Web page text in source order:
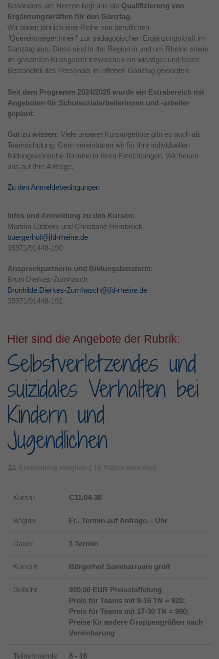
Besonders am Herzen liegt uns die Qualifizierung von
Ergänzungskräften für den Ganztag.
Wir bilden jährlich eine Reihe von beruflichen
"Quereinsteiger:innen" zur pädagogischen Ergänzungskraft im
Ganztag aus. Diese sind in der Region in und um Rheine sowie
im gesamten Kreisgebiet inzwischen ein wichtiger und fester
Bestandteil des Personals im offenen Ganztag geworden.
Seit dem Programm 2024/2025 wurde ein Extrabereich mit
Angeboten für Schulsozialarbeiterinnen und -arbeiter
geplant.
Gut zu wissen: Viele unserer Kursangebote gibt es auch als
Teamschulung. Gern vereinbaren wir für Ihre individuellen
Bildungswünsche Termine in Ihren Einrichtungen. Wir freuen
uns auf Ihre Anfrage.
Zu den Anmeldebedingungen
Infos und Anmeldung zu den Kursen:
Martina Lübbers und Christiane Hembrock
buergerhof@jfd-rheine.de
05971/91448-190
Ansprechpartnerin und Bildungsberaterin:
Bruni Dierkes-Zumhasch
Brunhilde.Dierkes-Zumhasch@jfd-rheine.de
05971/91448-191
Hier sind die Angebote der Rubrik:
Selbstverletzendes und
suizidales Verhalten bei
Kindern und
Jugendlichen
Kursnr. C11.04-38
Beginn Fr., Termin auf Anfrage, - Uhr
Dauer 1 Termin
Kursort Bürgerhof Seminarraum groß
Gebühr
920,00 EUR Preisstaffelung
Preis für Teams mit 8-16 TN = 920;
Preis für Teams mit 17-30 TN = 990;
Preise für andere Gruppengrößen nach
Vereinbarung
Teilnehmende 8 - 16
Laufzeit 1 Jahr
Zweck
Dieses Cookie wird verwendet, um Ihre
Cookie-Einstellungen für diese Website zu
speichern.